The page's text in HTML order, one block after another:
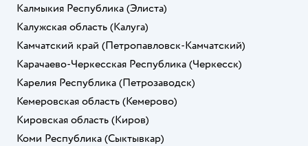
Калмыкия Республика (Элиста)
Калужская область (Калуга)
Камчатский край (Петропавловск-Камчатский)
Карачаево-Черкесская Республика (Черкесск)
Карелия Республика (Петрозаводск)
Кемеровская область (Кемерово)
Кировская область (Киров)
Коми Республика (Сыктывкар)